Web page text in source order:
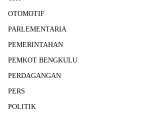
OTOMOTIF
PARLEMENTARIA
PEMERINTAHAN
PEMKOT BENGKULU
PERDAGANGAN
PERS
POLITIK